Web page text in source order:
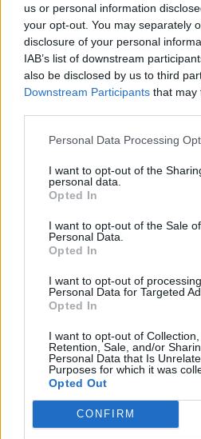
us or personal information
your opt-out. You may separately
disclosure of your personal
IAB’s list of downstream
also be disclosed by us to third
Downstream Participants that may
Personal Data Processing
I want to opt-out of the
personal data.
Opted In
I want to opt-out of the Sale
Personal Data.
Opted In
I want to opt-out of
Personal Data for Targeted
Opted In
I want to opt-out of Collection,
Retention, Sale, and/or
Personal Data that Is
Purposes for which it was
Opted Out
CONFIRM